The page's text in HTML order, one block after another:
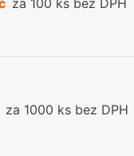
za 100 ks bez DPH
za 1000 ks bez DPH